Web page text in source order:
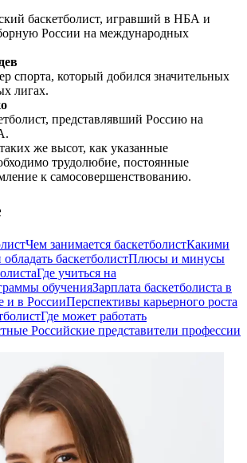
баскетболист, игравший в НБА и
России на международных
спорта, который добился значительных
лигах.
представлявший Россию на
же высот, как указанные
трудолюбие, постоянные
к самосовершенствованию.
Чем занимается баскетболистКакими
баскетболистПлюсы и минусы
Где учиться на
обученияЗарплата баскетболиста в
и в РоссииПерспективы карьерного роста
Где может работать
Российские представители профессии